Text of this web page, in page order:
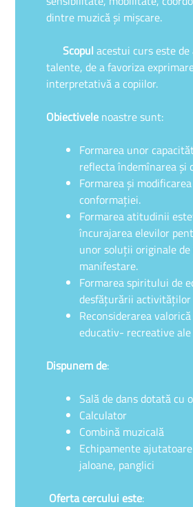
dintre muzică şi mişcare.
Scopulacestui curs este de
talente, de a favoriza
interpretativă a copiilor.
Obiectivele noastre sunt:
Formarea unor
reflecta îndemînarea şi
Formarea şi
conformaţiei.
Formarea atitudinii
încurajarea elevilor
unor soluţii originale
manifestare.
Formarea spiritului de
desfăţurării activităţilor
Reconsiderarea
educativ- recreative
Dispunem de:
Sală de dans dotată cu
Calculator
Combină muzicală
Echipamente
jaloane, panglici
Oferta cercului este: